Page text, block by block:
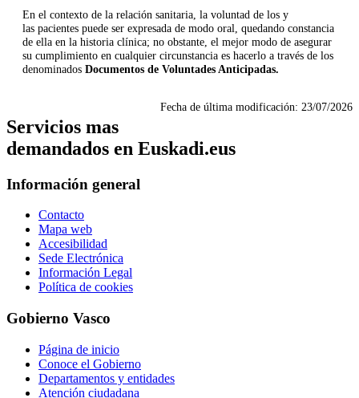
En el contexto de la relación sanitaria, la voluntad de los y
las pacientes puede ser expresada de modo oral, quedando constancia
de ella en la historia clínica; no obstante, el mejor modo de asegurar
su cumplimiento en cualquier circunstancia es hacerlo a través de los
denominados Documentos de Voluntades Anticipadas.
Fecha de última modificación: 23/07/2026
Servicios mas
demandados en Euskadi.eus
Información general
Contacto
Mapa web
Accesibilidad
Sede Electrónica
Información Legal
Política de cookies
Gobierno Vasco
Página de inicio
Conoce el Gobierno
Departamentos y entidades
Atención ciudadana